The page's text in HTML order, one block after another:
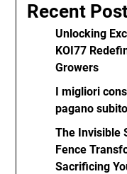
Recent
Unlocking
KOI77
Growers
I migliori
pagano
The Invisible
Fence
Sacrificing